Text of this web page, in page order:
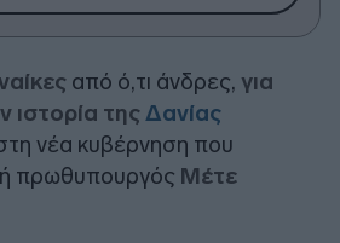
από ό,τι άνδρες, για
τηςΔανίας
νέα κυβέρνηση που
πρωθυπουργός Μέτε